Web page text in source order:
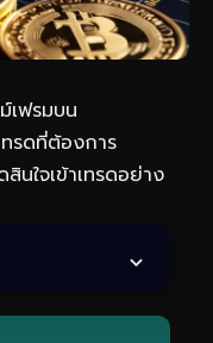
เฟรมบน
รดที่ต้องการ
นใจเข้าเทรดอย่าง